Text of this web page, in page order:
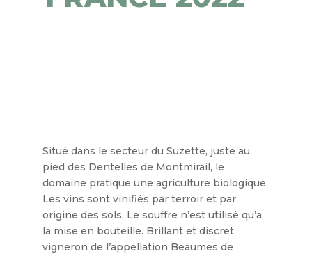
Situé dans le secteur du Suzette, juste au
pied des Dentelles de Montmirail, le
domaine pratique une agriculture biologique.
Les vins sont vinifiés par terroir et par
origine des sols. Le souffre n’est utilisé qu’a
la mise en bouteille. Brillant et discret
vigneron de l’appellation Beaumes de